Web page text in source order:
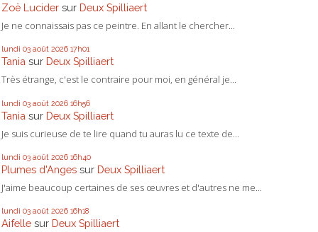
Zoë Lucider sur Deux Spilliaert
Je ne connaissais pas ce peintre. En allant le chercher...
lundi 03 août 2026 17h01
Tania sur Deux Spilliaert
Très étrange, c'est le contraire pour moi, en général je...
lundi 03 août 2026 16h56
Tania sur Deux Spilliaert
Je suis curieuse de te lire quand tu auras lu ce texte de...
lundi 03 août 2026 16h40
Plumes d'Anges sur Deux Spilliaert
J'aime beaucoup certaines de ses œuvres et d'autres ne me...
lundi 03 août 2026 16h18
Aifelle sur Deux Spilliaert